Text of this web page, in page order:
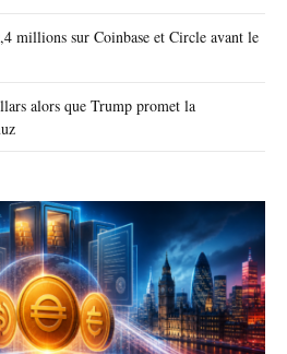
millions sur Coinbase et Circle avant le
alors que Trump promet la